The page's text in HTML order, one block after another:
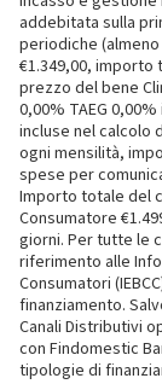
addebitata sulla
periodiche
€1.349,00, importo
prezzo del bene
0,00% TAEG
incluse nel calcolo
ogni mensilità,
spese per
Importo totale del
Consumatore
giorni. Per tutte le
riferimento alle
Consumatori
finanziamento.
Canali Distributivi
con Findomestic
tipologie di